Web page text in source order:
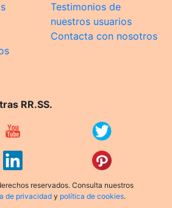
Testimonios de
nuestros usuarios
Contacta con nosotros
RR.SS.
reservados. Consulta nuestros
de privacidad y política de cookies.